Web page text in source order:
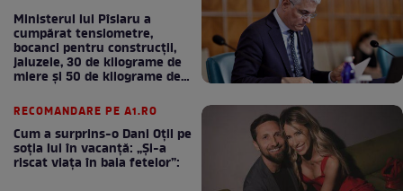
Ministerul lui Pîslaru a
cumpărat tensiometre,
bocanci pentru construcții,
jaluzele, 30 de kilograme de
miere și 50 de kilograme de
RECOMANDARE PE A1.RO
Cum a surprins-o Dani Oțil pe
soția lui în vacanță: „Și-a
riscat viața în baia fetelor”: